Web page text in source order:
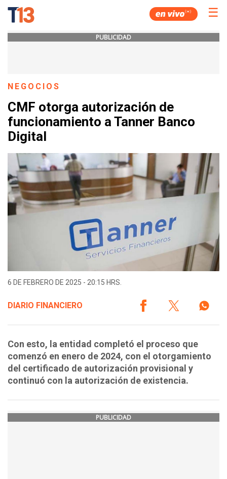
☰
PUBLICIDAD
NEGOCIOS
CMF otorga autorización de
funcionamiento a Tanner Banco
Digital
6 DE FEBRERO DE 2025 - 20:15 HRS.
DIARIO FINANCIERO
Con esto, la entidad completó el proceso que
comenzó en enero de 2024, con el otorgamiento
del certificado de autorización provisional y
continuó con la autorización de existencia.
PUBLICIDAD